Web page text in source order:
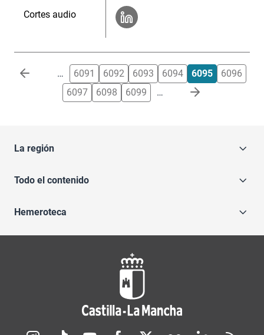
Cortes audio
Paginación … 6091 6092 6093 6094 6095
6096
6097
6098 6099 …
La región
Todo el contenido
Hemeroteca